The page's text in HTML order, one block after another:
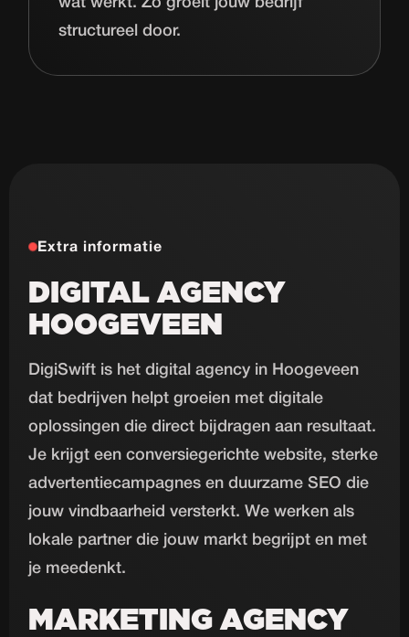
wat werkt. Zo groeit jouw bedrijf
structureel door.
Extra informatie
DIGITAL AGENCY
HOOGEVEEN
DigiSwift is het digital agency in Hoogeveen
dat bedrijven helpt groeien met digitale
oplossingen die direct bijdragen aan resultaat.
Je krijgt een conversiegerichte website, sterke
advertentiecampagnes en duurzame SEO die
jouw vindbaarheid versterkt. We werken als
lokale partner die jouw markt begrijpt en met
je meedenkt.
MARKETING AGENCY